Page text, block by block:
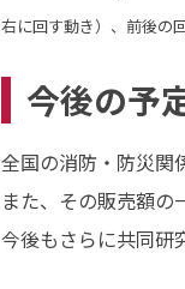
右に回す動き）、前後の
今後の予
全国の消防・防災関
また、その販売額の
今後もさらに共同研